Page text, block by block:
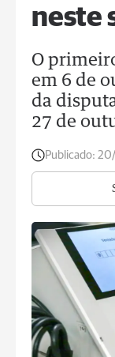
neste
O
em 6 de
da
27 de
Publicado: